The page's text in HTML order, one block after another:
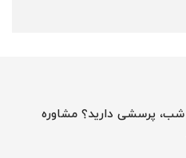
شنبه تا پنج شنبه 10 صبح تا 9 شب، پرسشی دارید؟ مشاوره